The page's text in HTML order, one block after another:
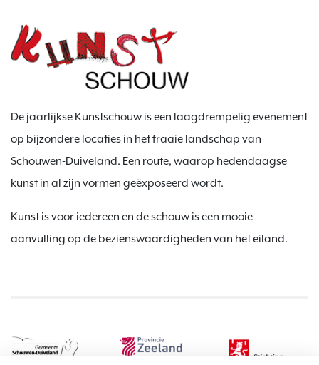
De jaarlijkse Kunstschouw is een laagdrempelig evenement
op bijzondere locaties in het fraaie landschap van
Schouwen-Duiveland. Een route, waarop hedendaagse
kunst in al zijn vormen geëxposeerd wordt.
Kunst is voor iedereen en de schouw is een mooie
aanvulling op de bezienswaardigheden van het eiland.